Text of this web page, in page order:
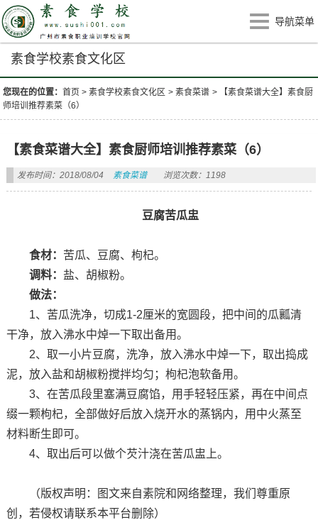
导航菜单
素食学校素食文化区
您现在的位置：首页 >素食学校素食文化区 >素食菜谱 >
【素食菜谱大全】素食厨
师培训推荐素菜（6）
【素食菜谱大全】素食厨师培训推荐素菜（6）
发布时间：2018/08/04 素食菜谱 浏览次数：1198
豆腐苦瓜盅
食材： 苦瓜、豆腐、枸杞。
调料： 盐、胡椒粉。
做法：
1、苦瓜洗净，切成1-2厘米的宽圆段，把中间的瓜瓤清
干净，放入沸水中焯一下取出备用。
2、取一小片豆腐，洗净，放入沸水中焯一下，取出捣成
泥，放入盐和胡椒粉搅拌均匀；枸杞泡软备用。
3、在苦瓜段里塞满豆腐馅，用手轻轻压紧，再在中间点
缀一颗枸杞，全部做好后放入烧开水的蒸锅内，用中火蒸至
材料断生即可。
4、取出后可以做个芡汁浇在苦瓜盅上。
（版权声明：图文来自素院和网络整理，我们尊重原
创，若侵权请联系本平台删除）